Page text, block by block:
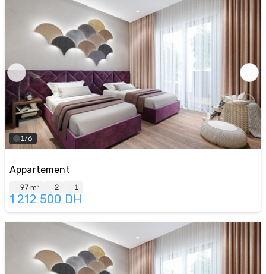
1/6
Appartement
97 m² 2 1
1 212 500 DH